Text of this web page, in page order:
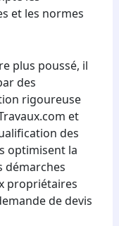
et les normes
plus poussé, il
des
rigoureuse
et
des
optimisent la
démarches
propriétaires
de devis